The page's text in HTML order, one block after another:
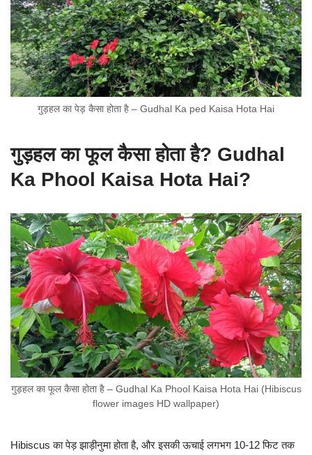
गुड़हल का पेड़ कैसा होता है – Gudhal Ka ped Kaisa Hota Hai
गुड़हल का फूल कैसा होता है? Gudhal
Ka Phool Kaisa Hota Hai?
गुड़हल का फूल कैसा होता है – Gudhal Ka Phool Kaisa Hota Hai (Hibiscus
flower images HD wallpaper)
Hibiscus का पेड़ झाड़ीनुमा होता है, और इसकी ऊचाई लगभग 10-12 फिट तक